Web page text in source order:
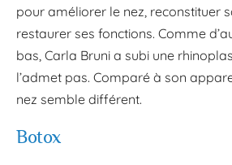
pour améliorer le nez, reconstituer
restaurer ses fonctions. Comme
bas, Carla Bruni a subi une
l’admet pas. Comparé à son
nez semble différent.
Botox